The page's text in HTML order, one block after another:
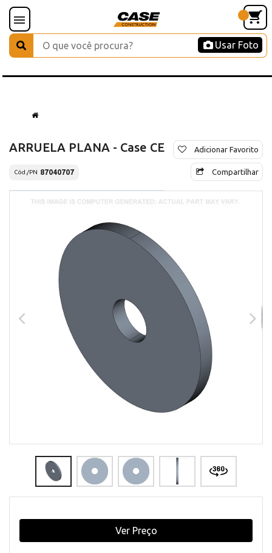
Usar Foto
ARRUELA PLANA - Case CE
Cód./PN 87040707
Adicionar Favorito
Compartilhar
Ver Preço